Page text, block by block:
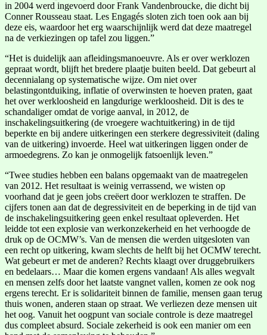
in 2004 werd ingevoerd door Frank Vandenbroucke, die dicht bij
Conner Rousseau staat. Les Engagés sloten zich toen ook aan bij
deze eis, waardoor het erg waarschijnlijk werd dat deze maatregel
na de verkiezingen op tafel zou liggen.”
“Het is duidelijk aan afleidingsmanoeuvre. Als er over werklozen
gepraat wordt, blijft het bredere plaatje buiten beeld. Dat gebeurt al
decennialang op systematische wijze. Om niet over
belastingontduiking, inflatie of overwinsten te hoeven praten, gaat
het over werkloosheid en langdurige werkloosheid. Dit is des te
schandaliger omdat de vorige aanval, in 2012, de
inschakelingsuitkering (de vroegere wachtuitkering) in de tijd
beperkte en bij andere uitkeringen een sterkere degressiviteit (daling
van de uitkering) invoerde. Heel wat uitkeringen liggen onder de
armoedegrens. Zo kan je onmogelijk fatsoenlijk leven.”
“Twee studies hebben een balans opgemaakt van de maatregelen
van 2012. Het resultaat is weinig verrassend, we wisten op
voorhand dat je geen jobs creëert door werklozen te straffen. De
cijfers tonen aan dat de degressiviteit en de beperking in de tijd van
de inschakelingsuitkering geen enkel resultaat opleverden. Het
leidde tot een explosie van werkonzekerheid en het verhoogde de
druk op de OCMW’s. Van de mensen die werden uitgesloten van
een recht op uitkering, kwam slechts de helft bij het OCMW terecht.
Wat gebeurt er met de anderen? Rechts klaagt over druggebruikers
en bedelaars… Maar die komen ergens vandaan! Als alles wegvalt
en mensen zelfs door het laatste vangnet vallen, komen ze ook nog
ergens terecht. Er is solidariteit binnen de familie, mensen gaan terug
thuis wonen, anderen staan op straat. We verliezen deze mensen uit
het oog. Vanuit het oogpunt van sociale controle is deze maatregel
dus compleet absurd. Sociale zekerheid is ook een manier om een